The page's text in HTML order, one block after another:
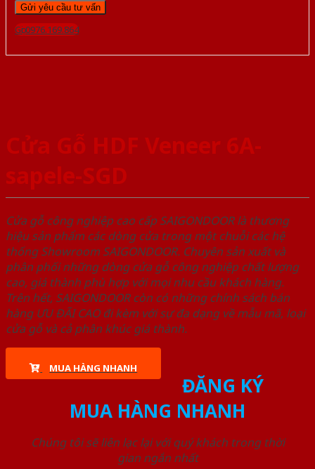
Gọi 0976.169.864
Cửa Gỗ HDF Veneer 6A-
sapele-SGD
Cửa gỗ công nghiệp cao cấp SAIGONDOOR là thương
hiệu sản phẩm các dòng cửa trong một chuỗi các hệ
thống Showroom SAIGONDOOR. Chuyên sản xuất và
phân phối những dòng cửa gỗ công nghiệp chất lượng
cao, giá thành phù hợp với mọi nhu cầu khách hàng.
Trên hết, SAIGONDOOR còn có những chính sách bán
hàng ƯU ĐÃI CAO đi kèm với sự đa dạng về mẫu mã, loại
cửa gỗ và cả phân khúc giá thành.
MUA HÀNG NHANH
ĐĂNG KÝ
MUA HÀNG NHANH
Chúng tôi sẽ liên lạc lại với quý khách trong thời
gian ngắn nhất